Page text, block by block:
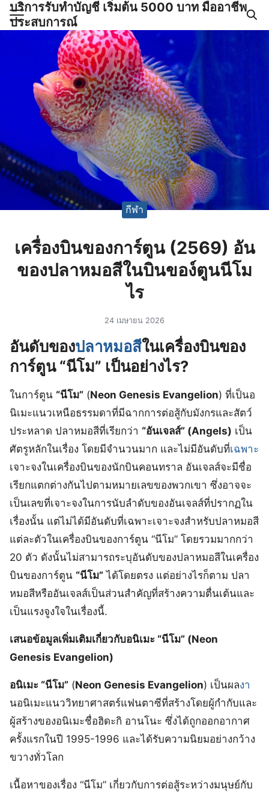
Skipบริการรับทำบัญชี เริ่มต้น 5000 บาท มืออาชีพ
ประสบการณ์
ญชีและภาษีครบวงจร |
กีฬา
เครื่องบินของการ์ตูน (2569) อัน
ของปลาหมอสีในบินของ์ตูนนีโม
ไร
24 เมษายน 2026
อันดับของปลาหมอสีในเครื่องบินของ
การ์ตูน “นีโม” เป็นอย่างไร?
ในการ์ตูน “นีโม” (Neon Genesis Evangelion) ที่เป็นอ
นิเมะแนวเหนือธรรมดาที่มีฉากการต่อสู้กับมังกรและสัตว์
ประหลาด ปลาหมอสีที่เรียกว่า “อันเจลส์” (Angels) เป็น
ศัตรูหลักในเรื่อง โดยมีจำนวนมาก และไม่มีอันดับที่เฉพาะ
เจาะจงในเครื่องบินของนักบินคอนทราล อันเจลส์จะมีชื่อ
เรียกแตกต่างกันไปตามหมายเลขของพวกเขา ซึ่งอาจจะ
เป็นเลขที่เจาะจงในการนับลำดับของอันเจลส์ที่ปรากฏใน
เรื่องนั้น แต่ไม่ได้มีอันดับที่เฉพาะเจาะจงสำหรับปลาหมอสี
แต่ละตัวในเครื่องบินของการ์ตูน “นีโม” โดยรวมมากกว่า
20 ตัว ดังนั้นไม่สามารถระบุอันดับของปลาหมอสีในเครื่อง
บินของการ์ตูน “นีโม” ได้โดยตรง แต่อย่างไรก็ตาม ปลา
หมอสีหรืออันเจลส์เป็นส่วนสำคัญที่สร้างความตื่นเต้นและ
เป็นแรงจูงใจในเรื่องนี้.
เสนอข้อมูลเพิ่มเติมเกี่ยวกับอนิเมะ “นีโม” (Neon
Genesis Evangelion)
อนิเมะ “นีโม” (Neon Genesis Evangelion) เป็นผลงา
นอนิเมะแนววิทยาศาสตร์แฟนตาซีที่สร้างโดยผู้กำกับและ
ผู้สร้างของอนิเมะชื่อฮิดะกิ อานโนะ ซึ่งได้ถูกออกอากาศ
ครั้งแรกในปี 1995-1996 และได้รับความนิยมอย่างกว้าง
ขวางทั่วโลก
เนื้อหาของเรื่อง “นีโม” เกี่ยวกับการต่อสู้ระหว่างมนุษย์กับ